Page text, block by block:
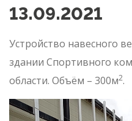
13.09.2021
Устройство навесного
здании Спортивного
области. Объём – 300м2.